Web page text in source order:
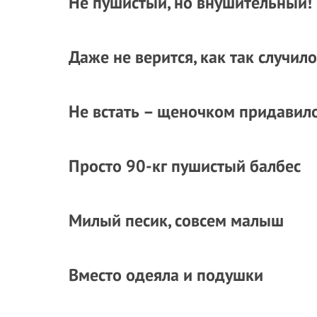
Даже не верится, как так
Не встать – щеночком
Просто 90-кг пушистый балбес
Милый песик, совсем малыш
Вместо одеяла и подушки